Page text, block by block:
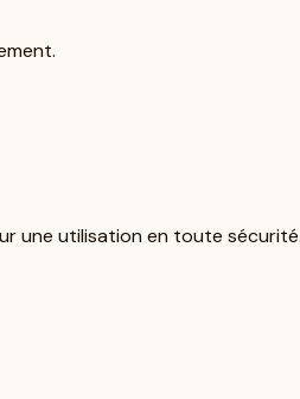
une utilisation en toute